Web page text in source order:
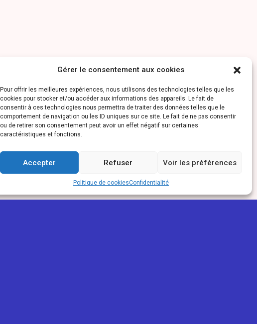
Gérer le consentement aux cookies
Pour offrir les meilleures expériences, nous utilisons des technologies telles que les
cookies pour stocker et/ou accéder aux informations des appareils. Le fait de
consentir à ces technologies nous permettra de traiter des données telles que le
comportement de navigation ou les ID uniques sur ce site. Le fait de ne pas consentir
ou de retirer son consentement peut avoir un effet négatif sur certaines
caractéristiques et fonctions.
Accepter Refuser Voir les préférences
Politique de cookiesConfidentialité